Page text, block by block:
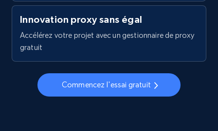
Innovation proxy sans égal
Accélérez votre projet avec un gestionnaire de proxy
gratuit
Commencez l'essai gratuit